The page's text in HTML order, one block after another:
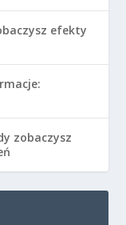
efekty
zobaczysz